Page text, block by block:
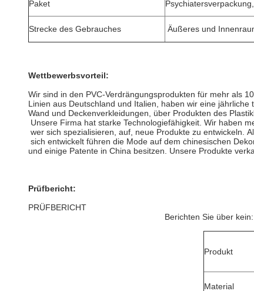
Paket
Strecke des Gebrauches Äußeres und
Wettbewerbsvorteil:
Wir sind in den PVC-Verdrängungsprodukten für mehr als
Linien aus Deutschland und Italien, haben wir eine
Wand und Deckenverkleidungen, über Produkten des
Unsere Firma hat starke Technologiefähigkeit. Wir haben
wer sich spezialisieren, auf, neue Produkte zu entwickeln.
sich entwickelt führen die Mode auf dem chinesischen
und einige Patente in China besitzen. Unsere Produkte
Prüfbericht:
PRÜFBERICHT
Berichten Sie über kein:
Produkt
Material